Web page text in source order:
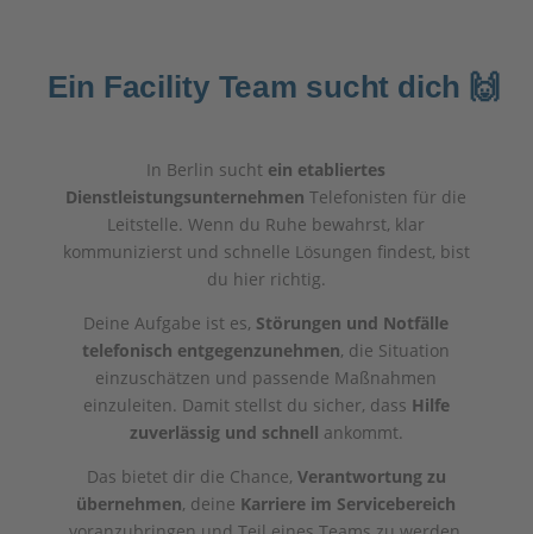
Ein Facility Team sucht dich 🙌
In Berlin sucht ein etabliertes
Dienstleistungsunternehmen Telefonisten für die
Leitstelle. Wenn du Ruhe bewahrst, klar
kommunizierst und schnelle Lösungen findest, bist
du hier richtig.
Deine Aufgabe ist es, Störungen und Notfälle
telefonisch entgegenzunehmen, die Situation
einzuschätzen und passende Maßnahmen
einzuleiten. Damit stellst du sicher, dass Hilfe
zuverlässig und schnell ankommt.
Das bietet dir die Chance, Verantwortung zu
übernehmen, deine Karriere im Servicebereich